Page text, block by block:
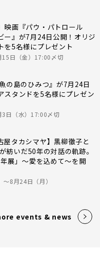
映画『パウ・パトロール
ー』が7月24日公開！オリジ
を5名様にプレゼント
日（金）17:00〆切
の島のひみつ』が7月24日
スタンドを5名様にプレゼン
日（水）17:00〆切
屋タカシマヤ】黒柳徹子と
紡いだ50年の対話の軌跡。
展」～愛を込めて～を開
8月24日（月）
events & news